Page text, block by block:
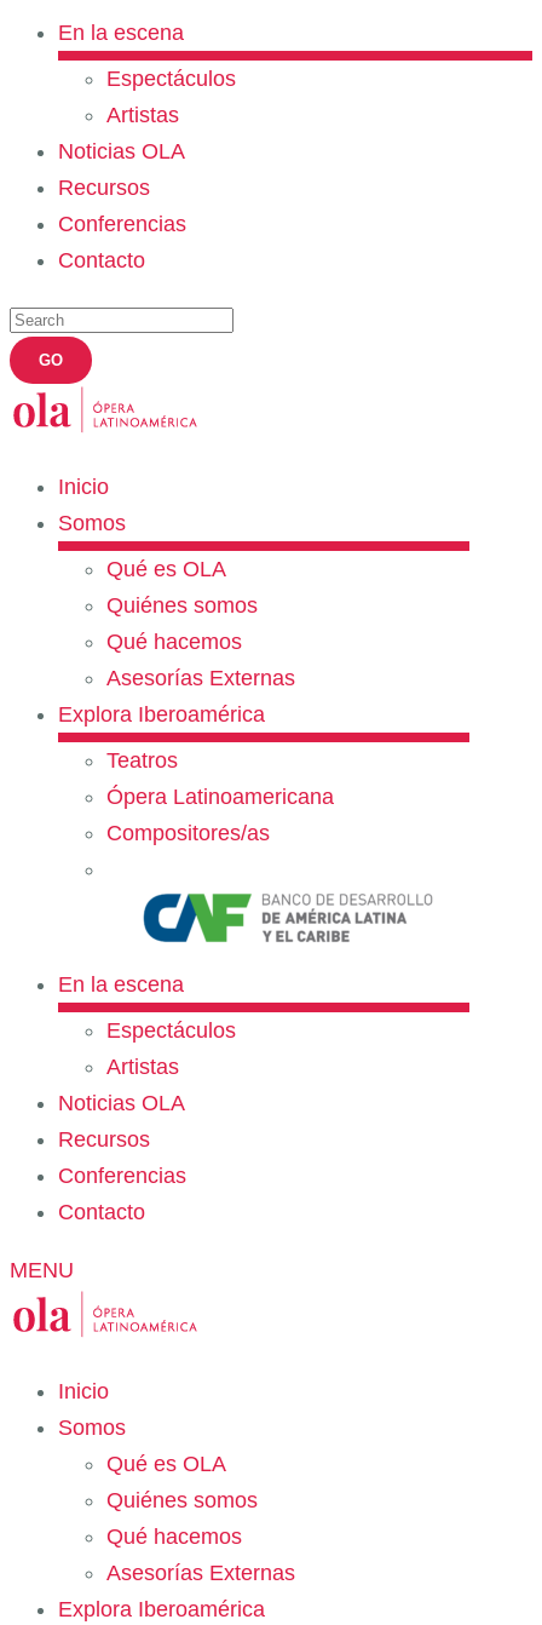
En la escena
Espectáculos
Artistas
Noticias OLA
Recursos
Conferencias
Contacto
Inicio
Somos
Qué es OLA
Quiénes somos
Qué hacemos
Asesorías Externas
Explora Iberoamérica
Teatros
Ópera Latinoamericana
Compositores/as
En la escena
Espectáculos
Artistas
Noticias OLA
Recursos
Conferencias
Contacto
MENU
Inicio
Somos
Qué es OLA
Quiénes somos
Qué hacemos
Asesorías Externas
Explora Iberoamérica